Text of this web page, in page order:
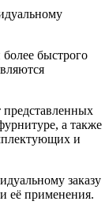
быстрого
представленных
а также
и
заказу
её применения.